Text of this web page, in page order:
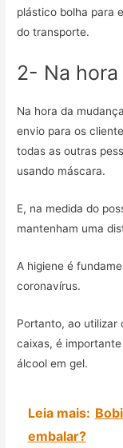
plástico bolha para
do transporte.
2- Na
Na hora da
envio para os
todas as outras
usando máscara.
E, na medida do
mantenham uma
A higiene é
coronavírus.
Portanto, ao utilizar
caixas, é
álcool em gel.
Leia mais:
embalar?